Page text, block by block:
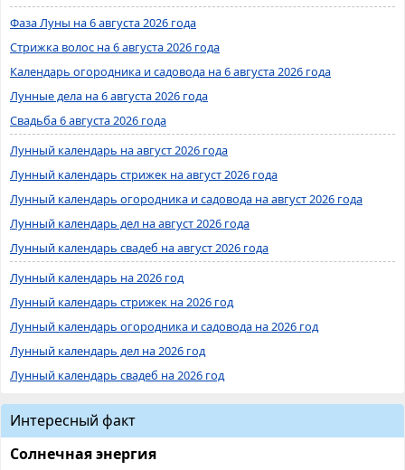
Фаза Луны на 6 августа 2026 года
Стрижка волос на 6 августа 2026 года
Календарь огородника и садовода на 6 августа 2026 года
Лунные дела на 6 августа 2026 года
Свадьба 6 августа 2026 года
Лунный календарь на август 2026 года
Лунный календарь стрижек на август 2026 года
Лунный календарь огородника и садовода на август 2026 года
Лунный календарь дел на август 2026 года
Лунный календарь свадеб на август 2026 года
Лунный календарь на 2026 год
Лунный календарь стрижек на 2026 год
Лунный календарь огородника и садовода на 2026 год
Лунный календарь дел на 2026 год
Лунный календарь свадеб на 2026 год
Интересный факт
Солнечная энергия